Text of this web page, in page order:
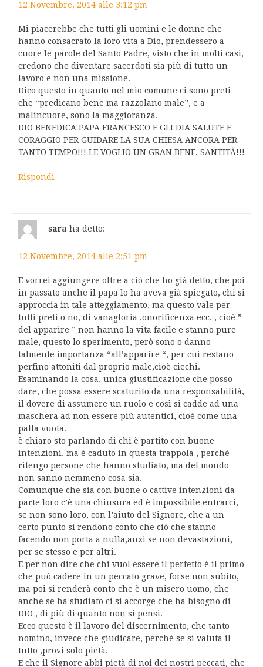
12 Novembre, 2014 alle 3:12 pm
Mi piacerebbe che tutti gli uomini e le donne che
hanno consacrato la loro vita a Dio, prendessero a
cuore le parole del Santo Padre, visto che in molti casi,
credono che diventare sacerdoti sia più di tutto un
lavoro e non una missione.
Dico questo in quanto nel mio comune ci sono preti
che “predicano bene ma razzolano male”, e a
malincuore, sono la maggioranza.
DIO BENEDICA PAPA FRANCESCO E GLI DIA SALUTE E
CORAGGIO PER GUIDARE LA SUA CHIESA ANCORA PER
TANTO TEMPO!!! LE VOGLIO UN GRAN BENE, SANTITÀ!!!
Rispondi
sara ha detto:
12 Novembre, 2014 alle 2:51 pm
E vorrei aggiungere oltre a ciò che ho già detto, che poi
in passato anche il papa lo ha aveva già spiegato, chi si
approccia in tale atteggiamento, ma questo vale per
tutti preti o no, di vanagloria ,onorificenza ecc. , cioè ”
del apparire ” non hanno la vita facile e stanno pure
male, questo lo sperimento, però sono o danno
talmente importanza “all’apparire “, per cui restano
perfino attoniti dal proprio male,cioè ciechi.
Esaminando la cosa, unica giustificazione che posso
dare, che possa essere scaturito da una responsabilità,
il dovere di assumere un ruolo e così si cadde ad una
maschera ad non essere più autentici, cioè come una
palla vuota.
è chiaro sto parlando di chi è partito con buone
intenzioni, ma è caduto in questa trappola , perchè
ritengo persone che hanno studiato, ma del mondo
non sanno nemmeno cosa sia.
Comunque che sia con buone o cattive intenzioni da
parte loro c’è una chiusura ed è impossibile entrarci,
se non sono loro, con l’aiuto del Signore, che a un
certo punto si rendono conto che ciò che stanno
facendo non porta a nulla,anzi se non devastazioni,
per se stesso e per altri.
E per non dire che chi vuol essere il perfetto è il primo
che può cadere in un peccato grave, forse non subito,
ma poi si renderà conto che è un misero uomo, che
anche se ha studiato ci si accorge che ha bisogno di
DIO , di più di quanto non si pensi.
Ecco questo è il lavoro del discernimento, che tanto
nomino, invece che giudicare, perchè se si valuta il
tutto ,provi solo pietà.
E che il Signore abbi pietà di noi dei nostri peccati, che